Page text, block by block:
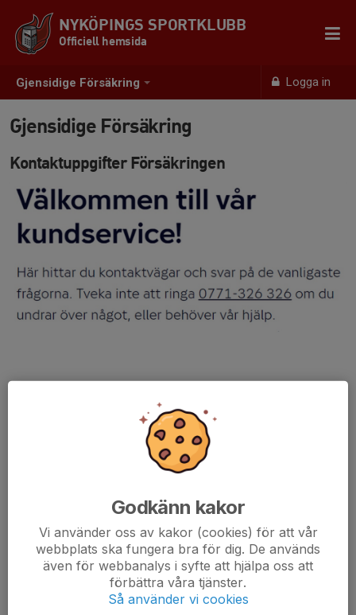
Gjensidige Försäkring Logga in
NYKÖPINGS SPORTKLUBB
Officiell hemsida
Gjensidige Försäkring
Kontaktuppgifter Försäkringen
Försäkringens hemsida
gjensidiges hemsida
Olycksfallsförsäkrings info
Godkänn kakor
Vi använder oss av kakor (cookies) för att vår
webbplats ska fungera bra för dig. De används
även för webbanalys i syfte att hjälpa oss att
förbättra våra tjänster.
Så använder vi cookies